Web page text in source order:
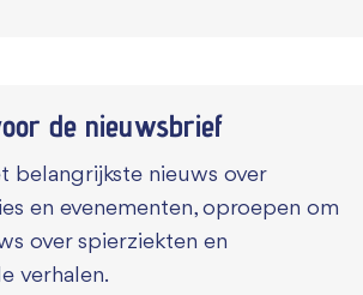
de nieuwsbrief
belangrijkste nieuws over
en evenementen, oproepen om
over spierziekten en
verhalen.